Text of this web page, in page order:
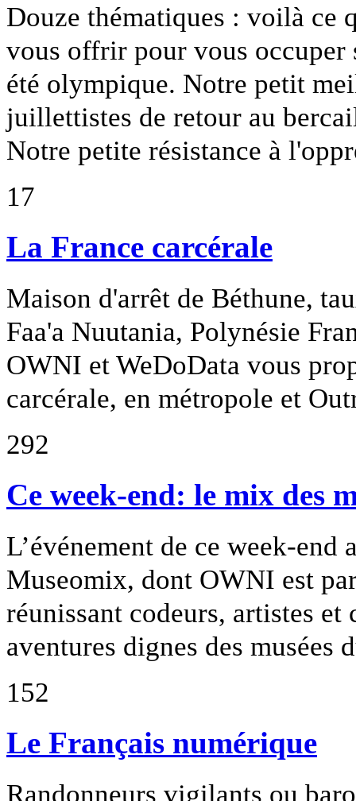
Douze thématiques : voilà ce
vous offrir pour vous occuper
été olympique. Notre petit
juillettistes de retour au
Notre petite résistance à
17
La France carcérale
Maison d'arrêt de Béthune,
Faa'a Nuutania, Polynésie
OWNI et WeDoData vous
carcérale, en métropole et
292
Ce week-end: le mix des
L’événement de ce week-
Museomix, dont OWNI est
réunissant codeurs, artistes
aventures dignes des
152
Le Français numérique
Randonneurs vigilants ou